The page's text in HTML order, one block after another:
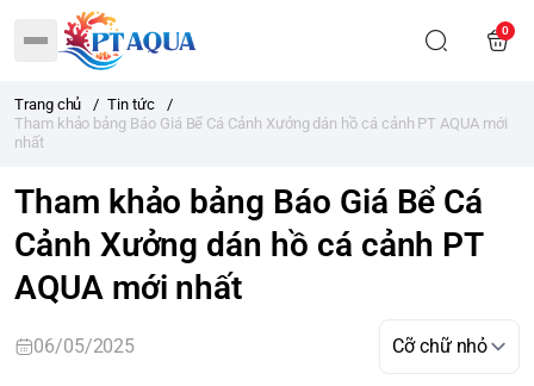
0
Trang chủ / Tin tức
/
Tham khảo bảng Báo Giá Bể Cá Cảnh Xưởng dán hồ cá cảnh PT AQUA mới
nhất
Tham khảo bảng Báo Giá Bể Cá
Cảnh Xưởng dán hồ cá cảnh PT
AQUA mới nhất
06/05/2025